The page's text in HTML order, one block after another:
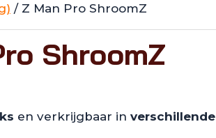
/ Z Man Pro ShroomZ
ShroomZ
en verkrijgbaar in verschillende